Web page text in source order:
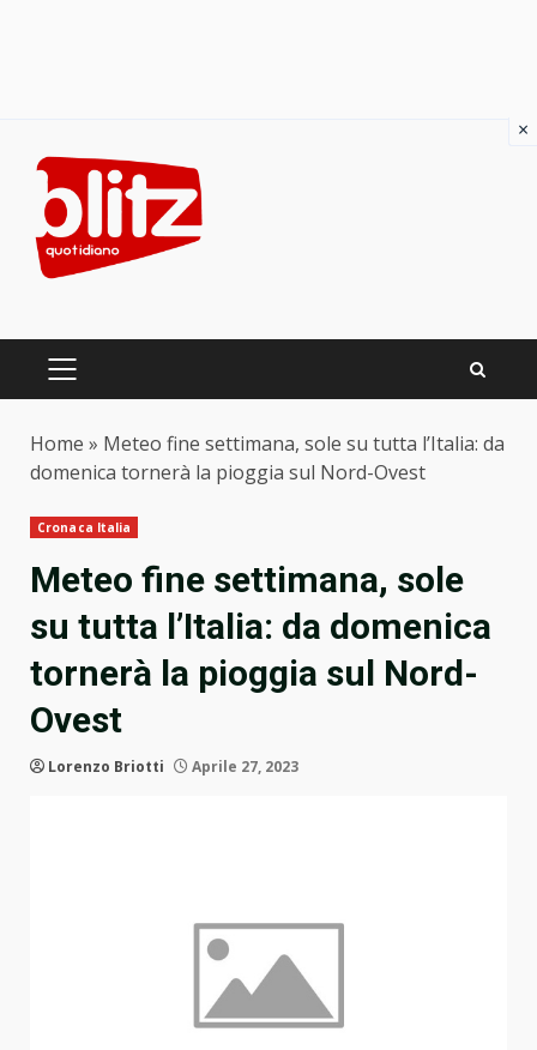
content
PRIMARY
Home » Meteo fine settimana, sole su tutta l’Italia: da
domenica tornerà la pioggia sul Nord-Ovest
Cronaca Italia
Meteo fine settimana, sole
su tutta l’Italia: da domenica
tornerà la pioggia sul Nord-
Ovest
Lorenzo Briotti Aprile 27, 2023
×